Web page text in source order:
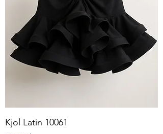
Kjol Latin 10061